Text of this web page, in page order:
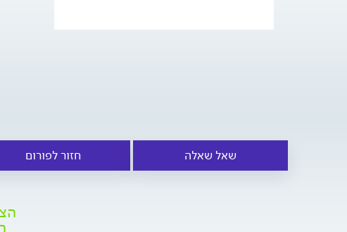
שאל שאלה חזור לפורום